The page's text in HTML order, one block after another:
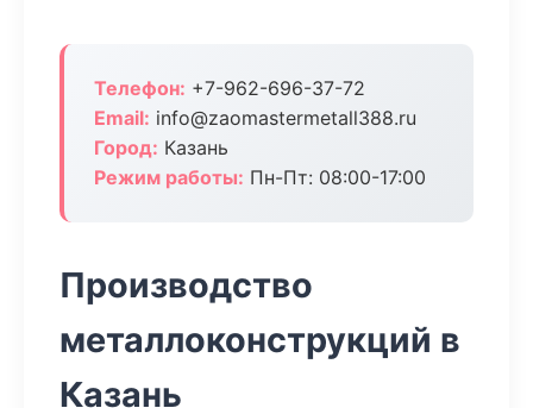
Телефон: +7-962-696-37-72
Email: info@zaomastermetall388.ru
Город: Казань
Режим работы: Пн-Пт: 08:00-17:00
Производство
металлоконструкций в
Казань